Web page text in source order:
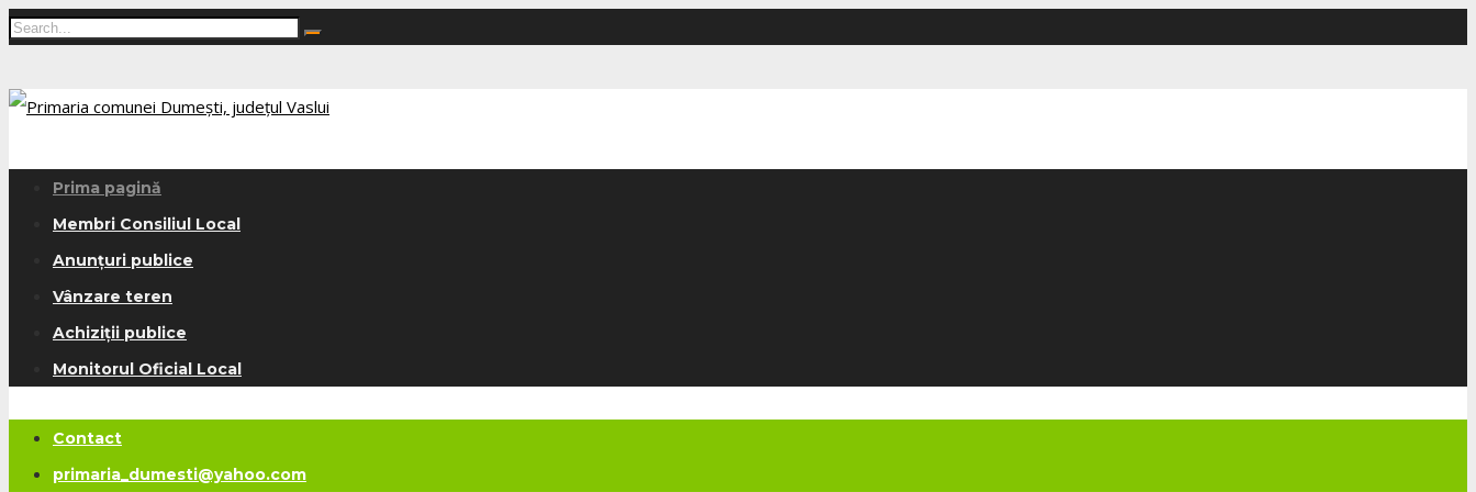
Prima pagină
Membri Consiliul Local
Anunțuri publice
Vânzare teren
Achiziții publice
Monitorul Oficial Local
Contact
primaria_dumesti@yahoo.com